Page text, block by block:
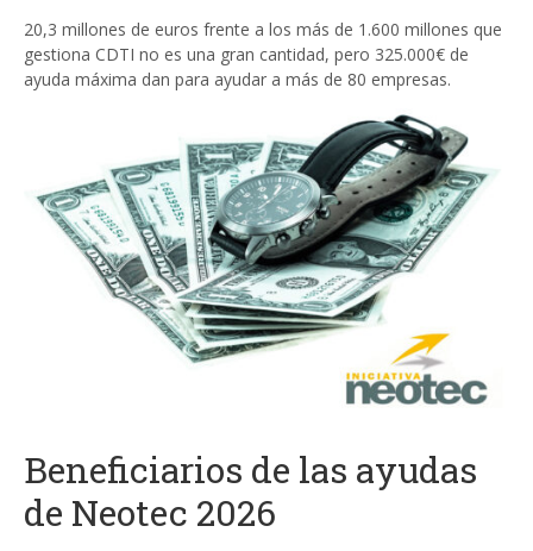
20,3 millones de euros frente a los más de 1.600 millones que
gestiona CDTI no es una gran cantidad, pero 325.000€ de
ayuda máxima dan para ayudar a más de 80 empresas.
Beneficiarios de las ayudas
de Neotec 2026